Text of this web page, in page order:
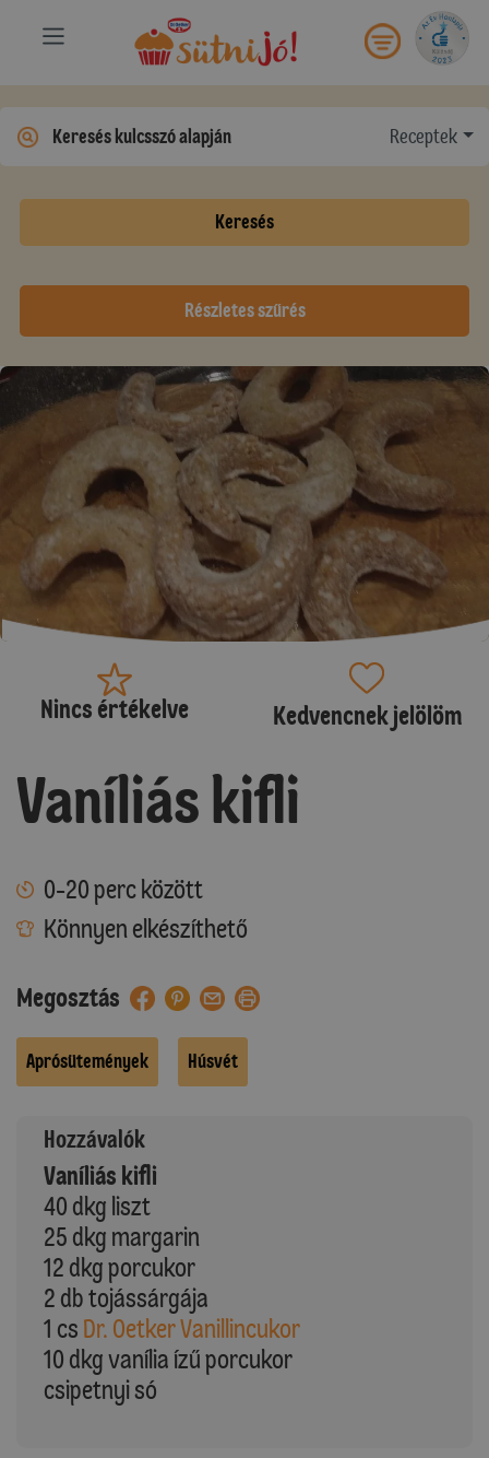
Receptek
Keresés
Részletes szűrés
Nincs értékelve Kedvencnek jelölöm
Vaníliás kifli
0-20 perc között
Könnyen elkészíthető
Megosztás
Aprósütemények Húsvét
Hozzávalók
Vaníliás kifli
40 dkg liszt
25 dkg margarin
12 dkg porcukor
2 db tojássárgája
1 cs Dr. Oetker Vanillincukor
10 dkg vanília ízű porcukor
csipetnyi só